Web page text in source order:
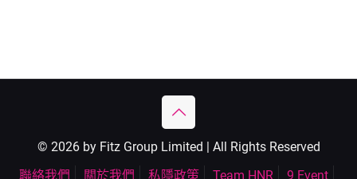
© 2026 by Fitz Group Limited | All Rights Reserved
聯絡我們
關於我們 私隱政策 Team HNR 9 Event